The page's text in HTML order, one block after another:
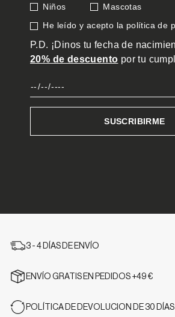
3 - 4 DÍAS DE ENVÍO
ENVÍO GRATIS EN PEDIDOS +49 €
POLÍTICA DE DEVOLUCION DE 30 DÍAS